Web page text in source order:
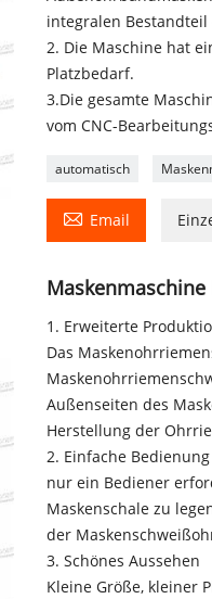
integralen Bestandteil
2. Die Maschine hat
Platzbedarf.
3.Die gesamte
vom CNC-
automatisch
 Email
1. Erweiterte
Das
Außenseiten des
Herstellung der
2. Einfache
nur ein Bediener
Maskenschale zu
der
3. Schönes Aussehen
Kleine Größe, kleiner